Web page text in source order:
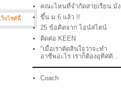
ว็บไซต์นี้
คณะไหนที่จำกัดสายเรียน.มั่ง
ขึ้น ม.6 แล้ว !!
25 ข้อคิดจาก ไอน์สไตน์
ติดต่อ KEEN
"เมื่อเราตัดสินใจว่าจะทำ
อาชีพอะไร เราก็ต้องอุทิศตั...
Coach